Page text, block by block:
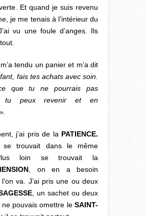
Et quand je suis revenu
je me tenais à l’intérieur du
vu une foule d’anges. Ils
m’a tendu un panier et m’a dit
fais tes achats avec soin.
que tu ne pourrais pas
tu peux revenir et en
j’ai pris de la PATIENCE.
se trouvait dans le même
loin se trouvait la
, on en a besoin
va. J’ai pris une ou deux
, un sachet ou deux
ne pouvais omettre leSAINT-